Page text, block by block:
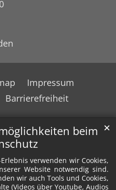
beim
verwenden wir Cookies,
Website notwendig sind.
wir auch Tools und Cookies,
(Videos über Youtube, Audios
✕
Impressum
Barrierefreiheit